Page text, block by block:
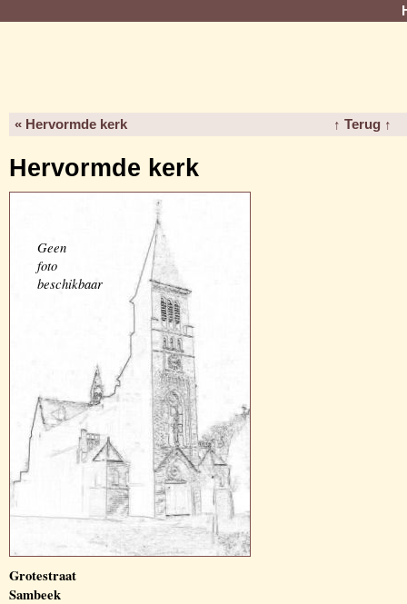
« Hervormde kerk ↑ Terug ↑
Hervormde kerk
Geen
foto
beschikbaar
Grotestraat
Sambeek